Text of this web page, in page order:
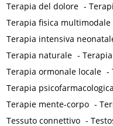
Terapia del dolore -
Terapia fisica multimodale
Terapia intensiva
Terapia naturale -
Terapia ormonale locale -
Terapia psicofarmacologica
Terapie mente-corpo -
Tessuto connettivo -